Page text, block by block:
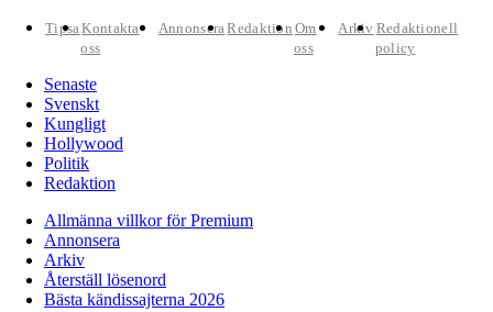
TipsaKontakta
oss
AnnonseraRedaktion Om
oss
Arkiv Redaktionell
policy
Senaste
Svenskt
Kungligt
Hollywood
Politik
Redaktion
Allmänna villkor för Premium
Annonsera
Arkiv
Återställ lösenord
Bästa kändissajterna 2026